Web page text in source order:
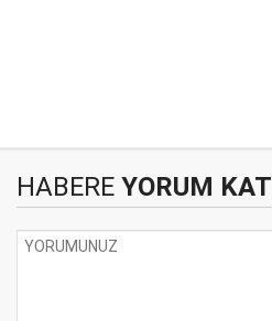
HABERE YORUM KAT